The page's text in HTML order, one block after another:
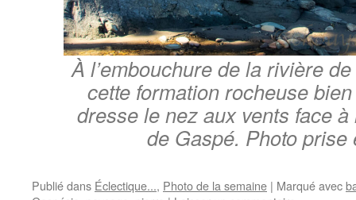
À l’embouchure de la rivière
cette formation rocheuse
dresse le nez aux vents face
de Gaspé. Photo prise
Publié dans Éclectique..., Photo de la semaine | Marqué avec